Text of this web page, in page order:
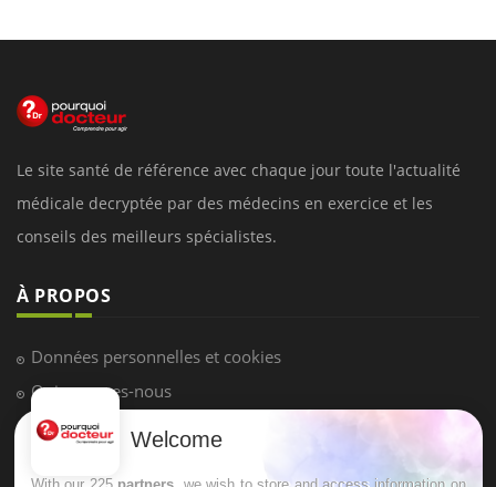
Le site santé de référence avec chaque jour toute l'actualité
médicale decryptée par des médecins en exercice et les
conseils des meilleurs spécialistes.
À PROPOS
Données personnelles et cookies
Qui sommes-nous
Conditions d'utilisation
Welcome
With our 225 partners , we wish to store and access information on